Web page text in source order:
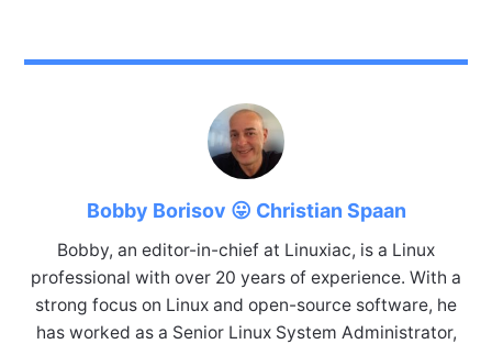
Bobby Borisov 😛 Christian Spaan
Bobby, an editor-in-chief at Linuxiac, is a Linux
professional with over 20 years of experience. With a
strong focus on Linux and open-source software, he
has worked as a Senior Linux System Administrator,